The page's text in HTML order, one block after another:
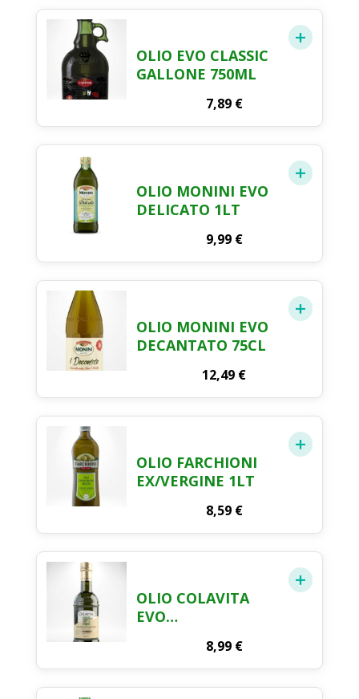
OLIO EVO CLASSIC
GALLONE 750ML
7,89 €
OLIO MONINI EVO
DELICATO 1LT
9,99 €
OLIO MONINI EVO
DECANTATO 75CL
12,49 €
OLIO FARCHIONI
EX/VERGINE 1LT
8,59 €
OLIO COLAVITA
EVO
8,99 €